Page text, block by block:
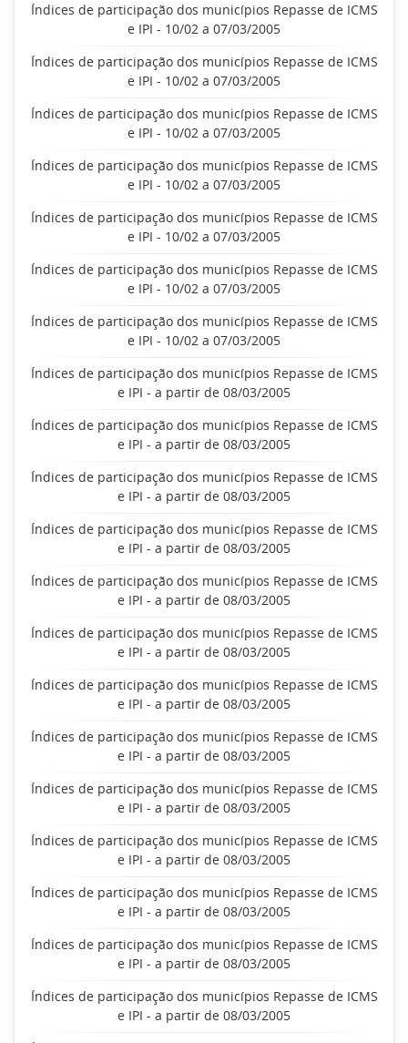
Índices de participação dos municípios Repasse de ICMS
e IPI - 10/02 a 07/03/2005
Índices de participação dos municípios Repasse de ICMS
e IPI - 10/02 a 07/03/2005
Índices de participação dos municípios Repasse de ICMS
e IPI - 10/02 a 07/03/2005
Índices de participação dos municípios Repasse de ICMS
e IPI - 10/02 a 07/03/2005
Índices de participação dos municípios Repasse de ICMS
e IPI - 10/02 a 07/03/2005
Índices de participação dos municípios Repasse de ICMS
e IPI - 10/02 a 07/03/2005
Índices de participação dos municípios Repasse de ICMS
e IPI - 10/02 a 07/03/2005
Índices de participação dos municípios Repasse de ICMS
e IPI - a partir de 08/03/2005
Índices de participação dos municípios Repasse de ICMS
e IPI - a partir de 08/03/2005
Índices de participação dos municípios Repasse de ICMS
e IPI - a partir de 08/03/2005
Índices de participação dos municípios Repasse de ICMS
e IPI - a partir de 08/03/2005
Índices de participação dos municípios Repasse de ICMS
e IPI - a partir de 08/03/2005
Índices de participação dos municípios Repasse de ICMS
e IPI - a partir de 08/03/2005
Índices de participação dos municípios Repasse de ICMS
e IPI - a partir de 08/03/2005
Índices de participação dos municípios Repasse de ICMS
e IPI - a partir de 08/03/2005
Índices de participação dos municípios Repasse de ICMS
e IPI - a partir de 08/03/2005
Índices de participação dos municípios Repasse de ICMS
e IPI - a partir de 08/03/2005
Índices de participação dos municípios Repasse de ICMS
e IPI - a partir de 08/03/2005
Índices de participação dos municípios Repasse de ICMS
e IPI - a partir de 08/03/2005
Índices de participação dos municípios Repasse de ICMS
e IPI - a partir de 08/03/2005